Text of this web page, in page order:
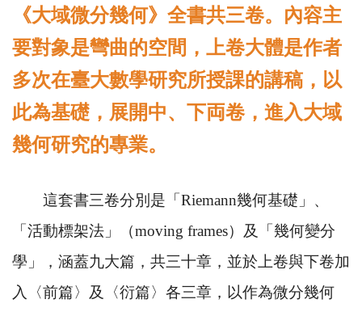
《大域微分幾何》全書共三卷。內容主
要對象是彎曲的空間，上卷大體是作者
多次在臺大數學研究所授課的講稿，以
此為基礎，展開中、下両卷，進入大域
幾何研究的專業。
這套書三卷分別是「 Riemann幾何基礎」、
「活動標架法」（moving frames）及「幾何變分
學」，涵蓋九大篇，共三十章，並於上卷與下卷加
入〈前篇〉及〈衍篇〉各三章，以作為微分幾何